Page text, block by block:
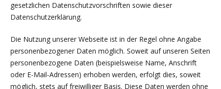
gesetzlichen Datenschutzvorschriften sowie dieser
Datenschutzerklärung.
Die Nutzung unserer Webseite ist in der Regel ohne Angabe
personenbezogener Daten möglich. Soweit auf unseren Seiten
personenbezogene Daten (beispielsweise Name, Anschrift
oder E-Mail-Adressen) erhoben werden, erfolgt dies, soweit
möglich, stets auf freiwilliger Basis. Diese Daten werden ohne